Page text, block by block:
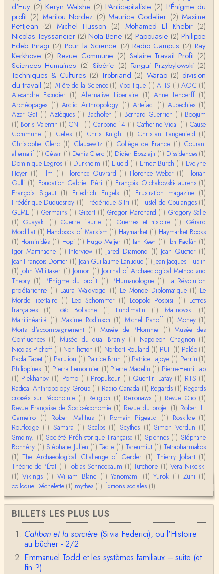
Merci de relever ma généralisation hâtive en ce qu
i concerne une hypothétique proportion relative e
n…
Christophe Darmangeat
Pour ce qui est des effets de la variole, ils ont en
effet été catastrophiques 'une manière géné…
Roland Chaudat
L'histoire des populations autochtones profite certai
nement de ces reconstitutions dont la visit…
Anonymous
Je viens de regarder une vidéo de Pascal Picq sur
"le blob" à l'instant. Mon premier r…
Yves Le Dantec
En effet, par "hiérarchie" j'entendais surtout ce que
tu entends dans ton second point…
Claude Julien
« Nous n’avons pas cessé, de toute évidence, d’êt
re ‘ethnocentriques’. Mais nous n’en sommes pas m
oi…
Christophe Darmangeat
Encore une fois, l'histoire de la hiérarchie ne me s
emble pas être le bon angle de discussion – …
Christophe Darmangeat
Évidemment, de toute façon c'est toujours de ma f
aute. ;-)
Damian
Merci de ta réponse ! Pour les pénis, c'est de cell
es qu'on écarte, car dans une société pat…
Yves Le Dantec
Affligeant, ce documentaire. Ca me fait me deman
der : est-ce que tenter de revoir l'histoire des…
Boudjemaa Sedira
Merci pour cet article méthodique. En effet, les "b
âtons-à-fouir" qu'on a pu trouver a…
Momo
BonjourCette question de la remise en cause de l'i
mage classique de sociétés vivant essentiellem…
Anonymous
Merci pour votre conférence au collège de France
sur les femmes préhistoriques et la chasse, très c
l…
Anonymous
Bonjour,Merci pour l'article.Vous dîtes : "Pourquoi,
en tant qu’êtres humains, devrions-nou…
Christophe Darmangeat
Envoyez moi un mail : cdarmangeat@gmail.com
d'Huy (2) Keryn Walshe (2) L'Anticapitaliste (2) L'Énigme du
profit (2) Marilou Nordez (2) Maurice Godelier (2) Maxime
Petitjean (2) Michel Husson (2) Mohamed El Khebir (2)
Nicolas Teyssandier (2) Nota Bene (2) Papouasie (2) Philippe
Edeb Piragi (2) Pour la Science (2) Radio Campus (2) Ray
Kerkhove (2) Revue Commune (2) Salaire Travail Profit (2)
Sciences Humaines (2) Sibérie (2) Tangui Przybylowski (2)
Techniques & Cultures (2) Trobriand (2) Warao (2) division
du travail (2) #Fête de la Science (1) #politique (1) AFIS (1) AOC (1)
Alexandre Escudier (1) Alternative Libertaire (1) Anne Lehoerff (1)
Archéopages (1) Arctic Anthropology (1) Artefact (1) Aubechies (1)
Azar Gat (1) Aztèques (1) Bachofen (1) Bernard Guerrien (1) Boojum
(1) Boris Valentin (1) CNT (1) Carbone 14 (1) Catherine Vidal (1) Cause
Commune (1) Celtes (1) Chris Knight (1) Christian Langenfeld (1)
Christophe Clerc (1) Clausewitz (1) Collège de France (1) Courant
alternatif (1) César (1) Denis Clerc (1) Didier Epsztajn (1) Dissidences (1)
Dominique Legros (1) Durkheim (1) Elucid (1) Ernest Burch (1) Evelyne
Heyer (1) Film (1) Florence Ouvrard (1) Florence Weber (1) Florian
Gulli (1) Fondation Gabriel Péri (1) François Otchakovski-Laurens (1)
François Sigaut (1) Friedrich Engels (1) Frustration magazine (1)
Frédérique Duquesnoy (1) Frédérique Sitri (1) Fustel de Coulanges (1)
GEME (1) Germains (1) Gibert (1) Gregor Marchand (1) Gregory Salle
(1) Guayaki (1) Guerre fleurie (1) Guerres et histoire (1) Gérard
Mordillat (1) Handbook of Marxism (1) Haymarket (1) Haymarket Books
(1) Hominidés (1) Hopi (1) Hugo Meijer (1) Ian Keen (1) Ibn Fadlân (1)
Igor Martinache (1) Interview (1) Jared Diamond (1) Jean Quetier (1)
Jean-François Dortier (1) Jean-Guillaume Lanuque (1) Jean-Jacques Hublin
(1) John Whittaker (1) Jomon (1) Journal of Archaeological Method and
Theory (1) L'Enigme du profit (1) L'Humanologue (1) La Révolution
prolétarienne (1) Laura Waldvogel (1) Le Monde Diplomatique (1) Le
Monde libertaire (1) Leo Schommer (1) Leopold Pospisil (1) Lettres
françaises
(1) Loïc Bollache (1) Lundimatin (1) Malinovski
(1)
Matrilinéarité (1) Maxime Rodinson (1) Michel Panoff (1) Money (1)
Morts d'accompagnement (1) Musée de l'Homme (1) Musée des
Confluences (1) Musée du quai Branly (1) Napoleon Chagnon (1)
Nicolas Pichoff (1) Non fiction (1) Norbert Rouland (1) PUF (1) Paléo (1)
Paola Tabet (1) Parution (1) Patrice Brun (1) Patrice Lajoye (1) Perrin (1)
Philippines (1) Pierre Lemonnier (1) Pierre Madelin (1) Pierre-Henri Lab
(1) Plekhanov (1) Pomo (1) Propulseur (1) Quentin Lafay (1) RTS (1)
Radical Anthropology Group (1) Radio Canada (1) Regards (1) Regards
croisés sur l'économie (1) Religion (1) Retronaws (1) Revue Clio (1)
Revue Française de Socio-économie (1) Revue du projet (1) Robert L.
Carneiro (1) Robert Malthus (1) Romain Pigeaud (1) Roskilde (1)
Routledge (1) Samara (1) Scalps (1) Scythes (1) Simon Verdun (1)
Smolny. (1) Société Préhistorique Française (1) Spiennes (1) Stéphane
Bonnéry (1) Stéphane Julien (1) Tacite (1) Tareumiut (1) Tetrapharmakos
(1) The Archaeological Challenge of Gender (1) Thierry Jobart (1)
Théorie de l'État (1) Tobias Schneebaum (1) Tutchone (1) Vera Nikolski
(1) Vikings (1) William Blanc (1) Yanomami (1) Yurok (1) Zuni (1)
colloque Déchelette (1) mythes (1) Éditions sociales (1)
BILLETS LES PLUS LUS
Caliban et la sorcière(Silvia Federici), ou l'Histoire
au bûcher - 2/2
Emmanuel Todd et les systèmes familiaux – suite (et
fin ?)